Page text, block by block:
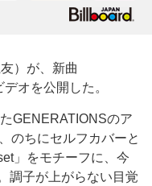
）が、新曲
オを公開した。
GENERATIONSのア
のちにセルフカバーと
」をモチーフに、今
調子が上がらない目覚